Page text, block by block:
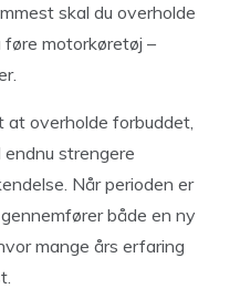
skal du overholde
føre motorkøretøj –
at overholde forbuddet,
strengere
Når perioden er
både en ny
mange års erfaring